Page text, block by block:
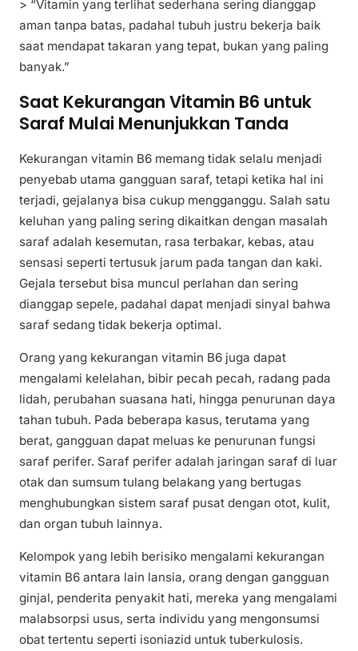
> “Vitamin yang terlihat sederhana sering dianggap
aman tanpa batas, padahal tubuh justru bekerja baik
saat mendapat takaran yang tepat, bukan yang paling
banyak.”
Saat Kekurangan Vitamin B6 untuk
Saraf Mulai Menunjukkan Tanda
Kekurangan vitamin B6 memang tidak selalu menjadi
penyebab utama gangguan saraf, tetapi ketika hal ini
terjadi, gejalanya bisa cukup mengganggu. Salah satu
keluhan yang paling sering dikaitkan dengan masalah
saraf adalah kesemutan, rasa terbakar, kebas, atau
sensasi seperti tertusuk jarum pada tangan dan kaki.
Gejala tersebut bisa muncul perlahan dan sering
dianggap sepele, padahal dapat menjadi sinyal bahwa
saraf sedang tidak bekerja optimal.
Orang yang kekurangan vitamin B6 juga dapat
mengalami kelelahan, bibir pecah pecah, radang pada
lidah, perubahan suasana hati, hingga penurunan daya
tahan tubuh. Pada beberapa kasus, terutama yang
berat, gangguan dapat meluas ke penurunan fungsi
saraf perifer. Saraf perifer adalah jaringan saraf di luar
otak dan sumsum tulang belakang yang bertugas
menghubungkan sistem saraf pusat dengan otot, kulit,
dan organ tubuh lainnya.
Kelompok yang lebih berisiko mengalami kekurangan
vitamin B6 antara lain lansia, orang dengan gangguan
ginjal, penderita penyakit hati, mereka yang mengalami
malabsorpsi usus, serta individu yang mengonsumsi
obat tertentu seperti isoniazid untuk tuberkulosis.